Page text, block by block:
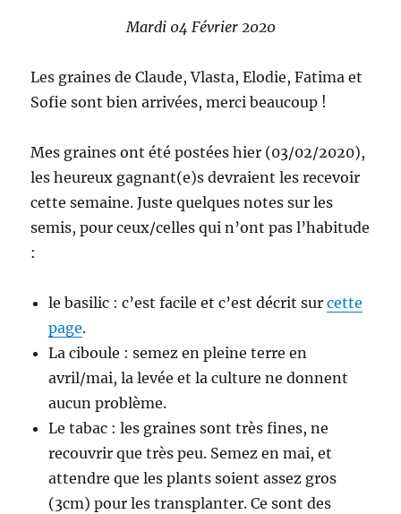
Mardi 04 Février 2020
Les graines de Claude, Vlasta, Elodie, Fatima et
Sofie sont bien arrivées, merci beaucoup !
Mes graines ont été postées hier (03/02/2020),
les heureux gagnant(e)s devraient les recevoir
cette semaine. Juste quelques notes sur les
semis, pour ceux/celles qui n’ont pas l’habitude
:
le basilic : c’est facile et c’est décrit surcette
page.
La ciboule : semez en pleine terre en
avril/mai, la levée et la culture ne donnent
aucun problème.
Le tabac : les graines sont très fines, ne
recouvrir que très peu. Semez en mai, et
attendre que les plants soient assez gros
(3cm) pour les transplanter. Ce sont des